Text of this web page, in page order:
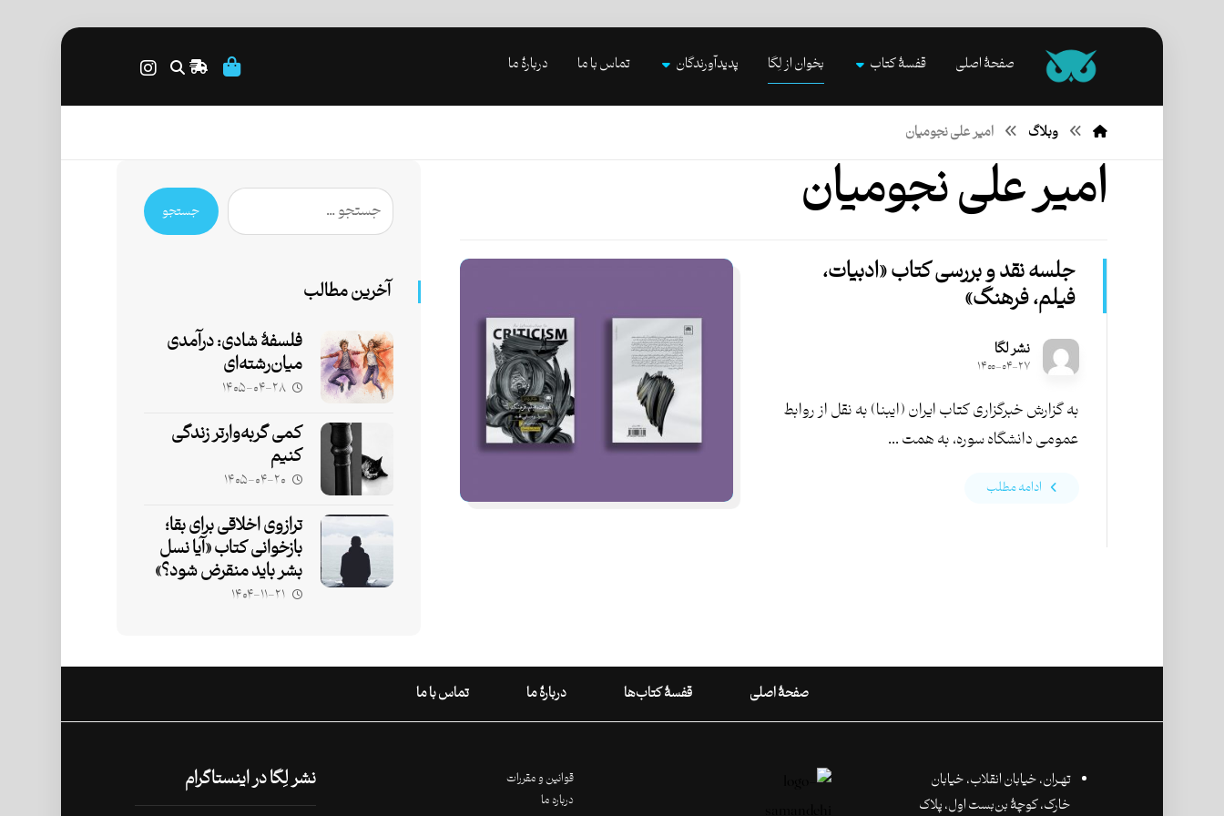
صفحۀ اصلی قفسۀ کتاب بخوان از لِگا پدیدآورندگان تماس با ما دربارۀ ما
وبلاگ امیر علی نجومیان
امیر علی نجومیان
جلسه نقد و بررسی کتاب «ادبیات،
فیلم، فرهنگ»
نشر لگا
۱۴۰۰-۰۴-۲۷
به گزارش خبرگزاری کتاب ایران (ایبنا) به نقل از روابط
عمومی دانشگاه سوره، به همت ...
ادامه مطلب
جستجو
آخرین مطالب
فلسفۀ شادی: درآمدی
میان‌رشته‌ای
۱۴۰۵-۰۴-۲۸
کمی گربه‌وارتر زندگی
کنیم
۱۴۰۵-۰۴-۲۰
ترازوی اخلاقی برای بقا؛
بازخوانی کتاب «آیا نسل
بشر باید منقرض شود؟»
۱۴۰۴-۱۱-۲۱
صفحۀ اصلی قفسۀ کتاب‌ها دربارۀ ما تماس با ما
تهـران،‌ خیابان انقلاب، خیابان
خارک، کوچۀ بن‌بست اول، پلاک
قوانین و مقررات
درباره ما
نشر لِگا در اینستاگرام